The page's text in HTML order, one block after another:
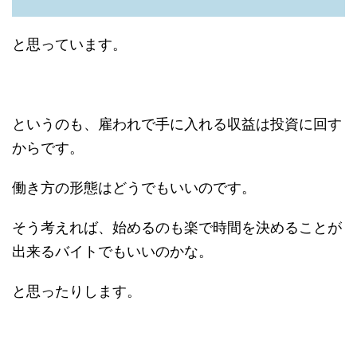
と思っています。
というのも、雇われで手に入れる収益は投資に回す
からです。
働き方の形態はどうでもいいのです。
そう考えれば、始めるのも楽で時間を決めることが
出来るバイトでもいいのかな。
と思ったりします。